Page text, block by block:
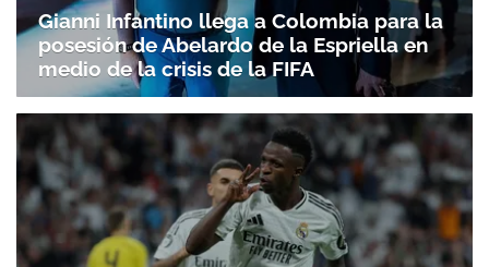
Gianni Infantino llega a Colombia para la
posesión de Abelardo de la Espriella en
medio de la crisis de la FIFA